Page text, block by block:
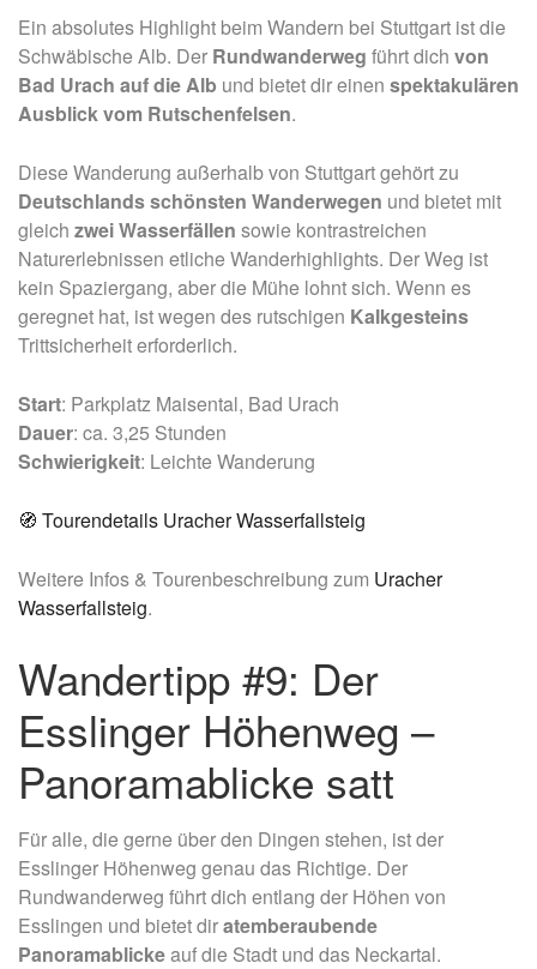
Ein absolutes Highlight beim Wandern bei Stuttgart ist die
Schwäbische Alb. Der Rundwanderweg führt dich von
Bad Urach auf die Alb und bietet direinen spektakulären
Ausblick vom Rutschenfelsen.
Diese Wanderung außerhalb von Stuttgart gehört zu
Deutschlands schönsten Wanderwegen und bietet mit
gleich zweiWasserfällen sowie kontrastreichen
Naturerlebnissen etliche Wanderhighlights. Der Weg ist
kein Spaziergang, aber die Mühe lohnt sich. Wenn es
geregnet hat, ist wegen des rutschigen Kalkgesteins
Trittsicherheit erforderlich.
Start: Parkplatz Maisental, Bad Urach
Dauer: ca. 3,25 Stunden
Schwierigkeit: Leichte Wanderung
🧭 Tourendetails Uracher Wasserfallsteig
Weitere Infos & Tourenbeschreibung zum Uracher
Wasserfallsteig.
Wandertipp #9: Der
Esslinger Höhenweg –
Panoramablicke satt
Für alle, die gerne über den Dingen stehen, ist der
Esslinger Höhenweg genau das Richtige. Der
Rundwanderweg führt dich entlang der Höhen von
Esslingen und bietet diratemberaubende
Panoramablickeauf die Stadt und das Neckartal.